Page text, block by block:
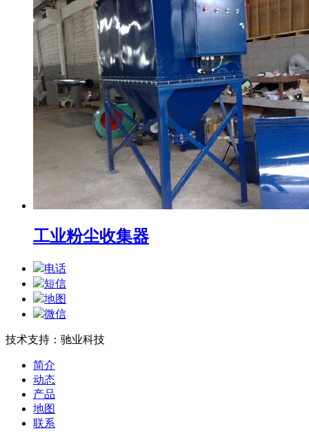
工业粉尘收集器
电话
短信
地图
微信
技术支持：驰业科技
简介
动态
产品
地图
联系